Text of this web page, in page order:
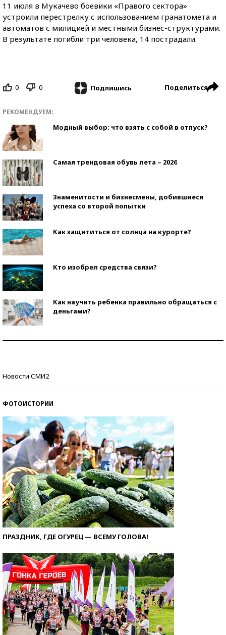
11 июля в Мукачево боевики «Правого сектора»
устроили перестрелку с использованием гранатомета и
автоматов с милицией и местными бизнес-структурами.
В результате погибли три человека, 14 пострадали.
0 0 Подпишись Поделиться
РЕКОМЕНДУЕМ:
Модный выбор: что взять с собой в отпуск?
Самая трендовая обувь лета – 2026
Знаменитости и бизнесмены, добившиеся
успеха со второй попытки
Как защититься от солнца на курорте?
Кто изобрел средства связи?
Как научить ребенка правильно обращаться с
деньгами?
Новости СМИ2
ФОТОИСТОРИИ
ПРАЗДНИК, ГДЕ ОГУРЕЦ — ВСЕМУ ГОЛОВА!